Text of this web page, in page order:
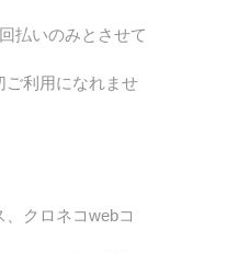
払いのみとさせて
ご利用になれませ
クロネコwebコ